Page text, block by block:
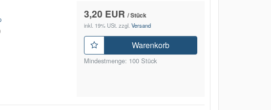
3,20 EUR / Stück
inkl. 19% USt. zzgl. Versand
Warenkorb
Mindestmenge: 100 Stück